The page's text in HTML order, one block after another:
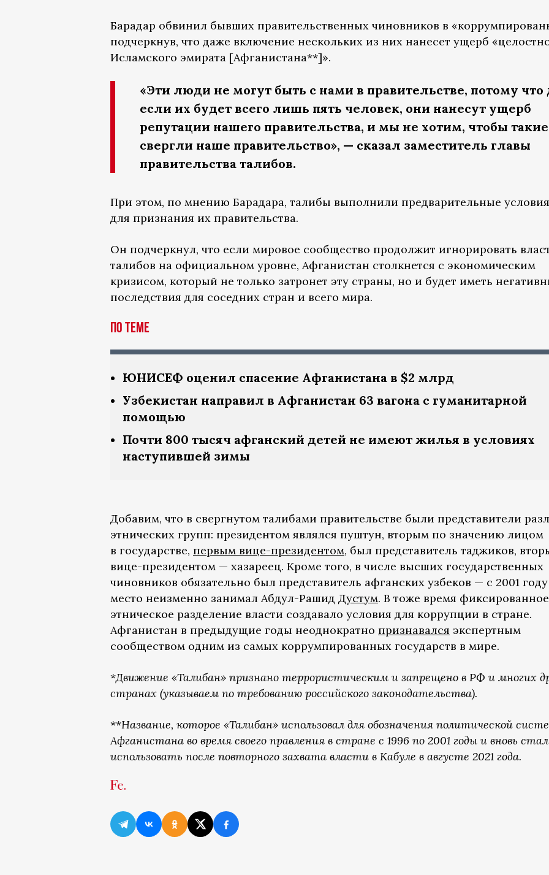
Барадар обвинил бывших правительственных чиновников в
подчеркнув, что даже включение нескольких из них нанесет ущерб
Исламского эмирата [Афганистана**]».
«Эти люди не могут быть с нами в правительстве, потому что
если их будет всего лишь пять человек, они нанесут ущерб
репутации нашего правительства, и мы не хотим, чтобы
свергли наше правительство», — сказал заместитель главы
правительства талибов.
При этом, по мнению Барадара, талибы выполнили предварительные условия
для признания их правительства.
Он подчеркнул, что если мировое сообщество продолжит игнорировать
талибов на официальном уровне, Афганистан столкнется с экономическим
кризисом, который не только затронет эту страны, но и будет иметь
последствия для соседних стран и всего мира.
По теме
ЮНИСЕФ оценил спасение Афганистана в $2 млрд
Узбекистан направил в Афганистан 63 вагона с гуманитарной
помощью
Почти 800 тысяч афганский детей не имеют жилья в условиях
наступившей зимы
Добавим, что в свергнутом талибами правительстве были представители
этнических групп: президентом являлся пуштун, вторым по значению лицом
в государстве, первым вице-президентом, был представитель таджиков,
вице-президентом — хазареец. Кроме того, в числе высших государственных
чиновников обязательно был представитель афганских узбеков — с 2001 году
место неизменно занимал Абдул-Рашид Дустум. В тоже время фиксированное
этническое разделение власти создавало условия для коррупции в стране.
Афганистан в предыдущие годы неоднократно признавался экспертным
сообществом одним из самых коррумпированных государств в мире.
*Движение «Талибан» признано террористическим и запрещено в РФ и многих
странах (указываем по требованию российского законодательства).
**Название, которое «Талибан» использовал для обозначения политической
Афганистана во время своего правления в стране с 1996 по 2001 годы и вновь стал
использовать после повторного захвата власти в Кабуле в августе 2021 года.